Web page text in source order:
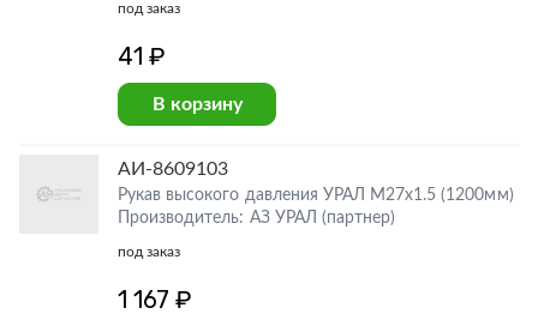
под заказ
41 ₽
В корзину
АИ-8609103
Рукав высокого давления УРАЛ М27х1.5 (1200мм)
Производитель: АЗ УРАЛ (партнер)
под заказ
1 167 ₽